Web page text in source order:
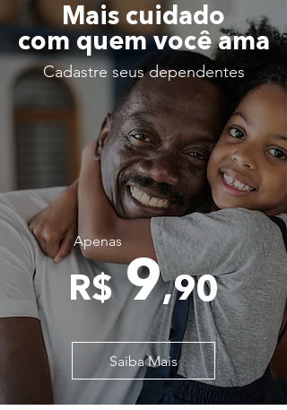
Mais cuidado
com quem você ama
Cadastre seus dependentes
R$ 9,90
Apenas
Saiba Mais